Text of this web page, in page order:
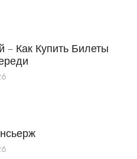
– Как Купить Билеты